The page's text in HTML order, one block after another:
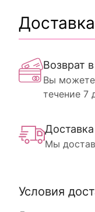
Возврат
Вы можете
течение 7
Мы
Условия